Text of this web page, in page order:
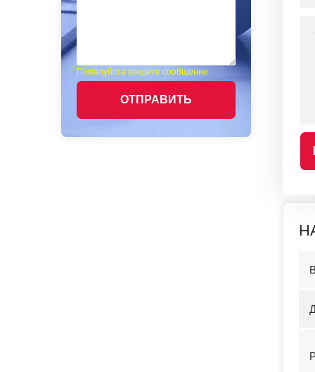
Пожалуйста введите сообщение
ОТПРАВИТЬ